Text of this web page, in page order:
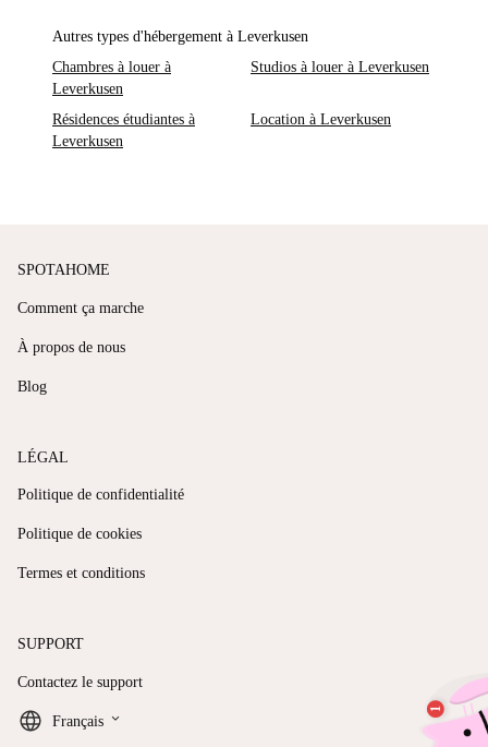
Autres types d'hébergement à Leverkusen
Chambres à louer à
Leverkusen
Studios à louer à Leverkusen
Résidences étudiantes à
Leverkusen
Location à Leverkusen
SPOTAHOME
Comment ça marche
À propos de nous
Blog
LÉGAL
Politique de confidentialité
Politique de cookies
Termes et conditions
SUPPORT
Contactez le support
Français keyboard_arrow_down